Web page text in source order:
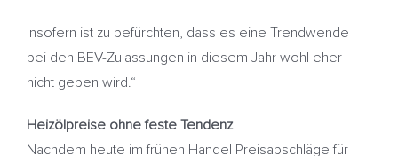
Insofern ist zu befürchten, dass es eine Trendwende
bei den BEV-Zulassungen in diesem Jahr wohl eher
nicht geben wird.“
Heizölpreise ohne feste Tendenz
Nachdem heute im frühen Handel Preisabschläge für